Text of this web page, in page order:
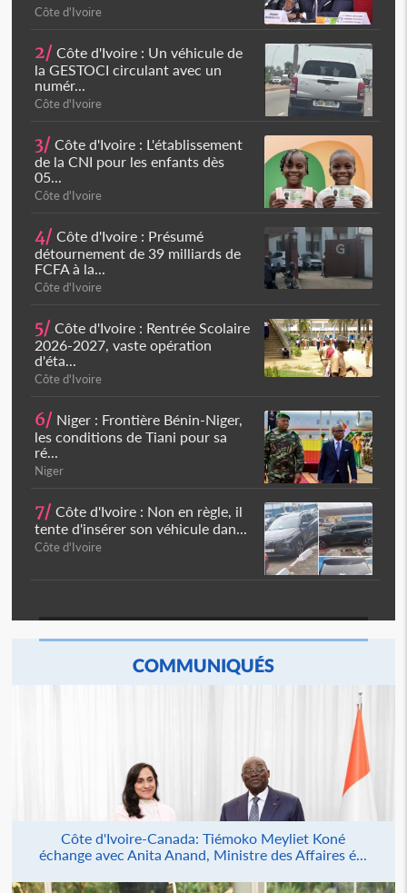
Côte d'Ivoire
2/ Côte d'Ivoire : Un véhicule de
la GESTOCI circulant avec un
numér...
Côte d'Ivoire
3/ Côte d'Ivoire : L'établissement
de la CNI pour les enfants dès
05...
Côte d'Ivoire
4/ Côte d'Ivoire : Présumé
détournement de 39 milliards de
FCFA à la...
Côte d'Ivoire
5/ Côte d'Ivoire : Rentrée Scolaire
2026-2027, vaste opération
d'éta...
Côte d'Ivoire
6/ Niger : Frontière Bénin-Niger,
les conditions de Tiani pour sa
ré...
Niger
7/ Côte d'Ivoire : Non en règle, il
tente d'insérer son véhicule dan...
Côte d'Ivoire
COMMUNIQUÉS
Côte d'Ivoire-Canada: Tiémoko Meyliet Koné
échange avec Anita Anand, Ministre des Affaires é...